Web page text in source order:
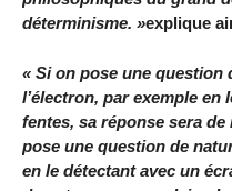
déterminisme. »explique
« Si on pose une question
l’électron, par exemple
fentes, sa réponse sera
pose une question de
en le détectant avec un